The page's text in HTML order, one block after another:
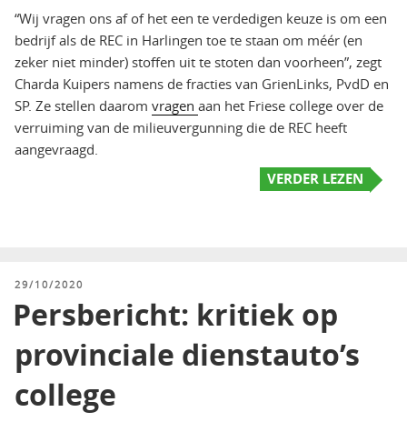
“Wij vragen ons af of het een te verdedigen keuze is om een
bedrijf als de REC in Harlingen toe te staan om méér (en
zeker niet minder) stoffen uit te stoten dan voorheen”, zegt
Charda Kuipers namens de fracties van GrienLinks, PvdD en
SP. Ze stellen daarom vragen aan het Friese college over de
verruiming van de milieuvergunning die de REC heeft
aangevraagd.
VERDER LEZEN
GEPLAATST
29/10/2020
Persbericht: kritiek op
provinciale dienstauto’s
college